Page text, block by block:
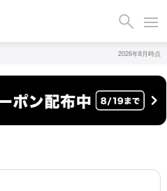
2026年8月時点